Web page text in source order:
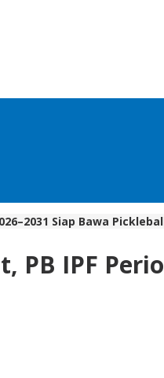
Siap Bawa
IPF